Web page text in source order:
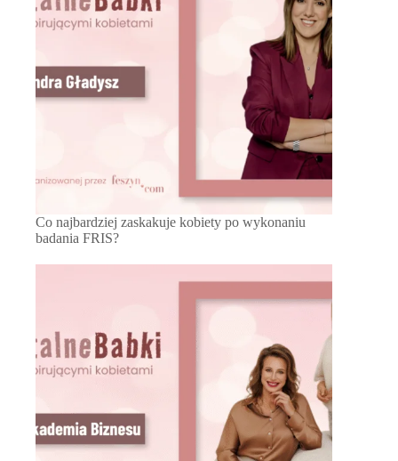
Co najbardziej zaskakuje kobiety po wykonaniu
badania FRIS?